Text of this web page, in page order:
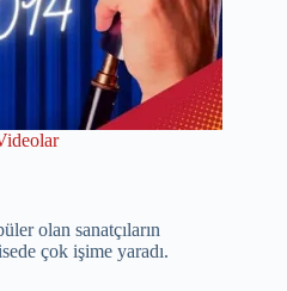
olan sanatçıların
çok işime yaradı.